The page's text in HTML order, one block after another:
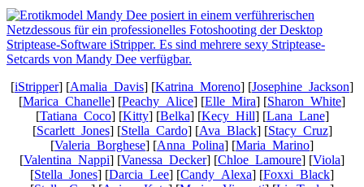
[iStripper] [Amalia_Davis] [Katrina_Moreno] [Josephine_Jackson]
[Marica_Chanelle] [Peachy_Alice] [Elle_Mira] [Sharon_White]
[Tatiana_Coco] [Kitty] [Belka] [Kecy_Hill] [Lana_Lane]
[Scarlett_Jones] [Stella_Cardo] [Ava_Black] [Stacy_Cruz]
[Valeria_Borghese] [Anna_Polina] [Maria_Marino]
[Valentina_Nappi] [Vanessa_Decker] [Chloe_Lamoure] [Viola]
[Stella_Jones] [Darcia_Lee] [Candy_Alexa] [Foxxi_Black]